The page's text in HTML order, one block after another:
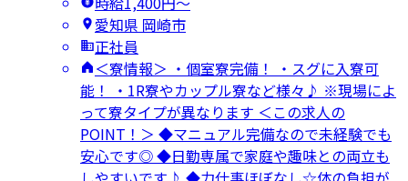
愛知県 岡崎市
正社員
＜寮情報＞ ・個室寮完備！ ・スグに入寮可
能！ ・1R寮やカップル寮など様々♪ ※現場によ
って寮タイプが異なります ＜この求人の
POINT！＞ ◆マニュアル完備なので未経験でも
安心です◎ ◆日勤専属で家庭や趣味との両立も